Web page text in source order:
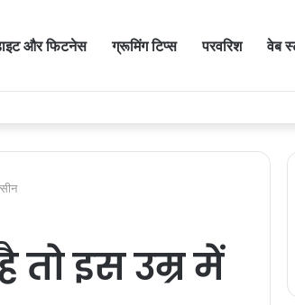
और फिटनेस ग्रूमिंग टिप्स परवरिश वेब
इस उम्र में